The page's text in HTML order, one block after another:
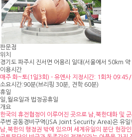
판문점
위치
경기도 파주시 진서면 어용리 일대(서울에서 50km 약
이용시간
매주 화~토(1일3회) - 유엔사 지정시간: 1회차
소요시간:90분(브리핑 30분, 견학 60분)
휴일
일,월요일과 법정공휴일
개요
한국의 휴전협정이 이루어진 곳으로 남,북한대화 및
주변 공동경비구역(JSA Joint Security Area)은 유일
남,북한의 행정권 밖에 있으며 세계유일의 분단 현장